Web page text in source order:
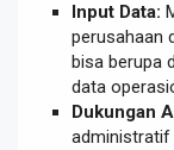
Input Data:
perusahaan
bisa berupa
data
Dukungan
administratif